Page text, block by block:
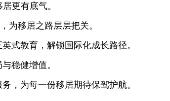
更有底气。
为移居之路层层把关。
式教育，解锁国际化成长路径。
稳健增值。
，为每一份移居期待保驾护航。